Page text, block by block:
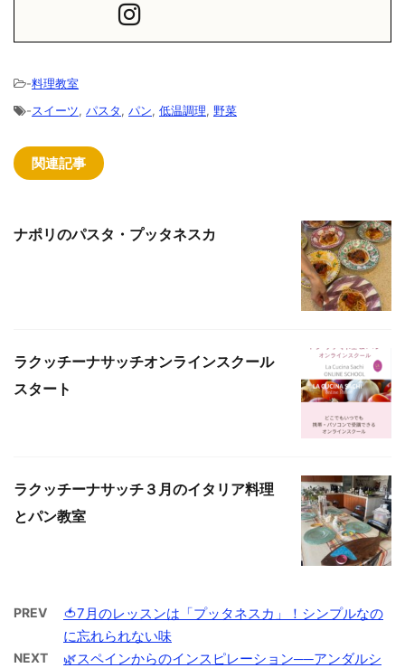
-料理教室
-スイーツ, パスタ, パン, 低温調理, 野菜
関連記事
ナポリのパスタ・プッタネスカ
ラクッチーナサッチオンラインスクール
スタート
ラクッチーナサッチ３月のイタリア料理
とパン教室
PREV
🍅7月のレッスンは「プッタネスカ」！シンプルなの
に忘れられない味
NEXT
🌿スペインからのインスピレーション──アンダルシ